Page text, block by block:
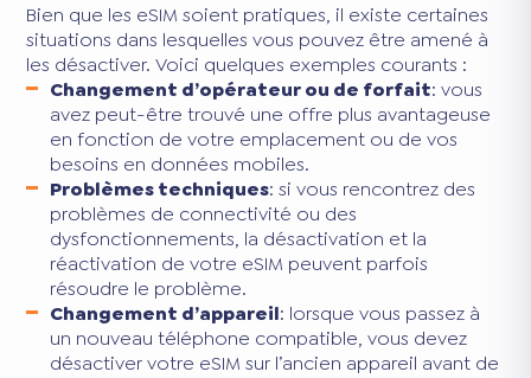
Bien que les eSIM soient pratiques, il existe certaines
situations dans lesquelles vous pouvez être amené à
les désactiver. Voici quelques exemples courants :
Changement d’opérateur ou de forfait: vous
avez peut-être trouvé une offre plus avantageuse
en fonction de votre emplacement ou de vos
besoins en données mobiles.
Problèmes techniques: si vous rencontrez des
problèmes de connectivité ou des
dysfonctionnements, la désactivation et la
réactivation de votre eSIM peuvent parfois
résoudre le problème.
Changement d’appareil: lorsque vous passez à
un nouveau téléphone compatible, vous devez
désactiver votre eSIM sur l’ancien appareil avant de